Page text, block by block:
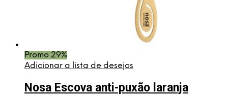
Promo 29%
Adicionar a lista de desejos
Nosa Escova anti-puxão laranja